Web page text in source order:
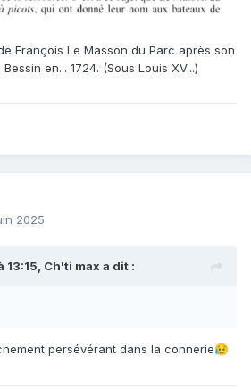
François Le Masson du Parc après son
en... 1724. (Sous Louis XV...)
2025
Ch'ti max a dit :
persévérant dans la connerie😥